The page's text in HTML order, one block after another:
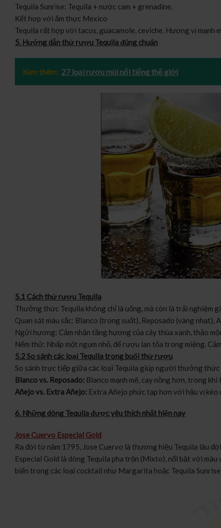
Tequila Sunrise: Tequila + nước cam + grenadine.
Kết hợp với ẩm thực Mexico
Tequila rất hợp với tacos, guacamole, ceviche. Hương vị mạnh
5. Hướng dẫn thử rượu Tequila đúng chuẩn
Xem thêm: 27 loại rượu mùi nổi tiếng thế giới
5.1 Cách thử rượu Tequila
Thưởng thức Tequila không chỉ là uống, mà còn là trải nghiệm
Quan sát màu sắc: Blanco (trong suốt), Reposado (vàng nhạt),
Ngửi hương: Cảm nhận tầng hương của cây thùa xanh, thảo
Nếm thử: Nhấp một ngụm nhỏ, để rượu lan tỏa trong miệng.
5.2 So sánh các loại Tequila trong buổi thử rượu
So sánh trực tiếp giữa các loại Tequila giúp người thưởng thức
Blanco vs. Reposado: Blanco mạnh mẽ, cay nồng hơn, trong
Añejo vs. Extra Añejo: Extra Añejo phức tạp hơn với hậu vị
6. Những dòng Tequila được yêu thích nhất hiện nay
Jose Cuervo Especial Gold
Ra đời từ năm 1795, Jose Cuervo là thương hiệu Tequila lâu
Especial Gold là dòng Tequila pha trộn (Mixto), nổi bật với
biến trong các loại cocktail như Margarita hoặc Tequila Sunrise.